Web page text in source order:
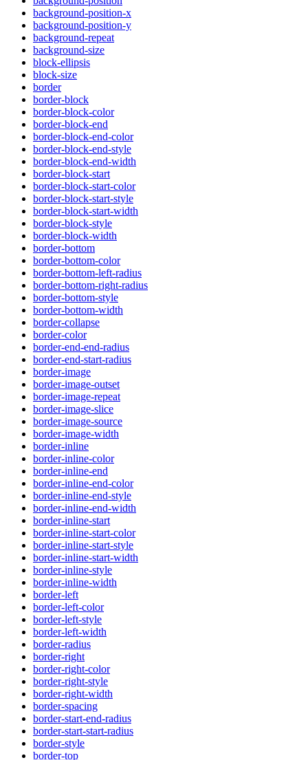
background-position-x
background-position-y
background-repeat
background-size
block-ellipsis
block-size
border
border-block
border-block-color
border-block-end
border-block-end-color
border-block-end-style
border-block-end-width
border-block-start
border-block-start-color
border-block-start-style
border-block-start-width
border-block-style
border-block-width
border-bottom
border-bottom-color
border-bottom-left-radius
border-bottom-right-radius
border-bottom-style
border-bottom-width
border-collapse
border-color
border-end-end-radius
border-end-start-radius
border-image
border-image-outset
border-image-repeat
border-image-slice
border-image-source
border-image-width
border-inline
border-inline-color
border-inline-end
border-inline-end-color
border-inline-end-style
border-inline-end-width
border-inline-start
border-inline-start-color
border-inline-start-style
border-inline-start-width
border-inline-style
border-inline-width
border-left
border-left-color
border-left-style
border-left-width
border-radius
border-right
border-right-color
border-right-style
border-right-width
border-spacing
border-start-end-radius
border-start-start-radius
border-style
border-top